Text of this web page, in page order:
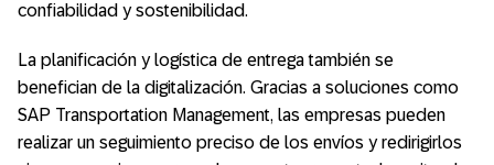
confiabilidad y sostenibilidad.
La planificación y logística de entrega también se
benefician de la digitalización. Gracias a soluciones como
SAP Transportation Management, las empresas pueden
realizar un seguimiento preciso de los envíos y redirigirlos